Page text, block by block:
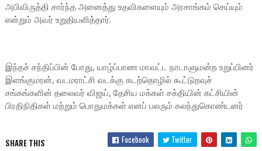
அபிவிருத்தி சார்ந்த அனைத்து உதவிகளையும் அரசாங்கம் செய்யும்
என்றும் அவர் உறுதியளித்தார்.
இந்தச் சந்திப்பின் போது, யாழ்ப்பாண மாவட்ட நாடாளுமன்ற உறுப்பினர்
இளங்குமரன், வடமராட்சி வடக்கு கடற்தொழில் கூட்டுறவுச்
சங்கங்களின் தலைவர் விஜய், தேசிய மக்கள் சக்தியின் கட்சியின்
பிரதிநிதிகள் மற்றும் பொதுமக்கள் எனப் பலரும் கலந்துகொண்டனர்
SHARE THIS Facebook Twitter